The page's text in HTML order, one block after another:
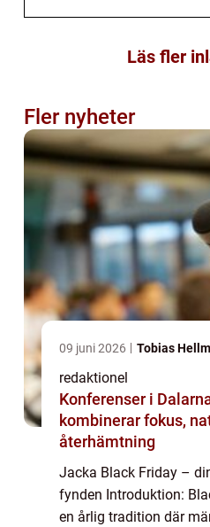
Läs fler
Fler nyheter
09 juni 2026 Tobias
redaktionel
Konferenser i
kombinerar fokus,
återhämtning
Jacka Black Friday –
fynden Introduktion:
en årlig tradition där